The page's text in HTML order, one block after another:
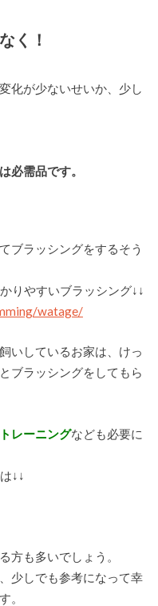
く！
化が少ないせいか、少し
必需品です。
ブラッシングをするそう
りやすいブラッシング↓↓
watage/
いしているお家は、けっ
ブラッシングをしてもら
レーニングなども必要に
↓↓
方も多いでしょう。
少しでも参考になって幸
。